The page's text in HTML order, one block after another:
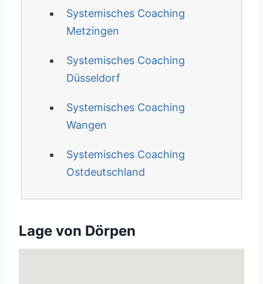
Systemisches Coaching
Metzingen
Systemisches Coaching
Düsseldorf
Systemisches Coaching
Wangen
Systemisches Coaching
Ostdeutschland
Lage von Dörpen